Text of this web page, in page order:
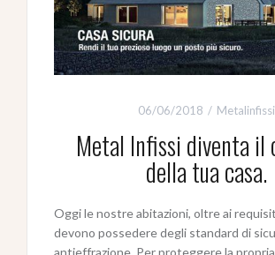
06/06/2018 Metalinfissi
Metal Infissi diventa il
della tua casa.
Oggi le nostre abitazioni, oltre ai
devono possedere degli standard di